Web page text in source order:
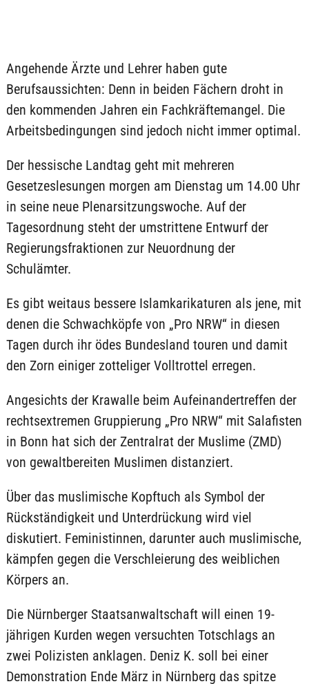
Angehende Ärzte und Lehrer haben gute
Berufsaussichten: Denn in beiden Fächern droht in
den kommenden Jahren ein Fachkräftemangel. Die
Arbeitsbedingungen sind jedoch nicht immer optimal.
Der hessische Landtag geht mit mehreren
Gesetzeslesungen morgen am Dienstag um 14.00 Uhr
in seine neue Plenarsitzungswoche. Auf der
Tagesordnung steht der umstrittene Entwurf der
Regierungsfraktionen zur Neuordnung der
Schulämter.
Es gibt weitaus bessere Islamkarikaturen als jene, mit
denen die Schwachköpfe von „Pro NRW“ in diesen
Tagen durch ihr ödes Bundesland touren und damit
den Zorn einiger zotteliger Volltrottel erregen.
Angesichts der Krawalle beim Aufeinandertreffen der
rechtsextremen Gruppierung „Pro NRW“ mit Salafisten
in Bonn hat sich der Zentralrat der Muslime (ZMD)
von gewaltbereiten Muslimen distanziert.
Über das muslimische Kopftuch als Symbol der
Rückständigkeit und Unterdrückung wird viel
diskutiert. Feministinnen, darunter auch muslimische,
kämpfen gegen die Verschleierung des weiblichen
Körpers an.
Die Nürnberger Staatsanwaltschaft will einen 19-
jährigen Kurden wegen versuchten Totschlags an
zwei Polizisten anklagen. Deniz K. soll bei einer
Demonstration Ende März in Nürnberg das spitze